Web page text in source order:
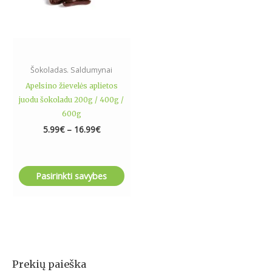
Prekių paieška
I
Šokoladas. Saldumynai
Apelsino žievelės aplietos
juodu šokoladu 200g / 400g /
600g
5.99€ – 16.99€
Pasirinkti savybes
may
product
page